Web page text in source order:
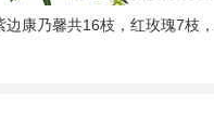
多头香水百合2枝，粉桔梗、叶上黄金、绿叶搭配。（如紫边康乃馨缺货，默认用其他颜色替代）